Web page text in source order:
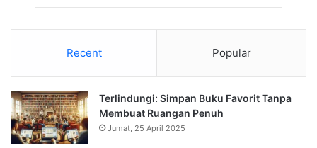
Recent Popular
Terlindungi: Simpan Buku Favorit Tanpa
Membuat Ruangan Penuh
Jumat, 25 April 2025